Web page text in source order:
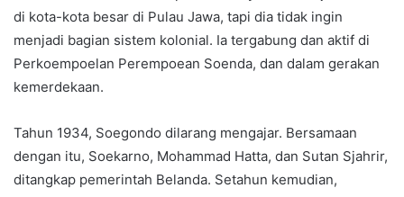
di kota-kota besar di Pulau Jawa, tapi dia tidak ingin
menjadi bagian sistem kolonial. Ia tergabung dan aktif di
Perkoempoelan Perempoean Soenda, dan dalam gerakan
kemerdekaan.
Tahun 1934, Soegondo dilarang mengajar. Bersamaan
dengan itu, Soekarno, Mohammad Hatta, dan Sutan Sjahrir,
ditangkap pemerintah Belanda. Setahun kemudian,